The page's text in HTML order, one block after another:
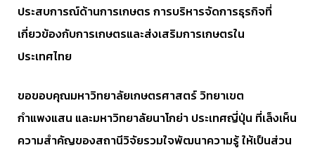
ประสบการณ์ด้านการเกษตร การบริหารจัดการธุรกิจที่
เกี่ยวข้องกับการเกษตรและส่งเสริมการเกษตรใน
ประเทศไทย
ขอขอบคุณมหาวิทยาลัยเกษตรศาสตร์ วิทยาเขต
กำแพงแสน และมหาวิทยาลัยนาโกย่า ประเทศญี่ปุ่น ที่เล็งเห็น
ความสำคัญของสถานีวิจัยรวมใจพัฒนาความรู้ ให้เป็นส่วน